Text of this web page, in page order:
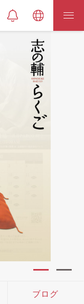
ブログ